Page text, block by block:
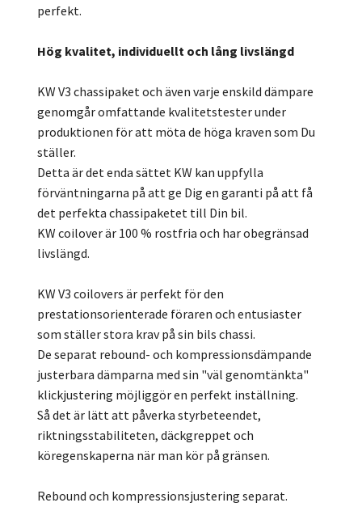
perfekt.
Hög kvalitet, individuellt och lång livslängd
KW V3 chassipaket och även varje enskild dämpare
genomgår omfattande kvalitetstester under
produktionen för att möta de höga kraven som Du
ställer.
Detta är det enda sättet KW kan uppfylla
förväntningarna på att ge Dig en garanti på att få
det perfekta chassipaketet till Din bil.
KW coilover är 100 % rostfria och har obegränsad
livslängd.
KW V3 coilovers är perfekt för den
prestationsorienterade föraren och entusiaster
som ställer stora krav på sin bils chassi.
De separat rebound- och kompressionsdämpande
justerbara dämparna med sin "väl genomtänkta"
klickjustering möjliggör en perfekt inställning.
Så det är lätt att påverka styrbeteendet,
riktningsstabiliteten, däckgreppet och
köregenskaperna när man kör på gränsen.
Rebound och kompressionsjustering separat.